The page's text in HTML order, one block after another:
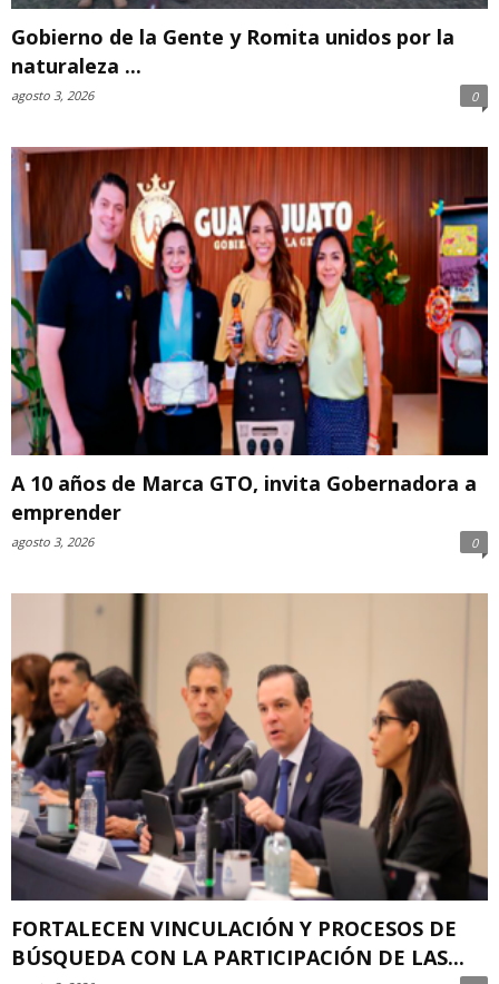
Gobierno de la Gente y Romita unidos por la
naturaleza ...
agosto 3, 2026 0
A 10 años de Marca GTO, invita Gobernadora a
emprender
agosto 3, 2026 0
FORTALECEN VINCULACIÓN Y PROCESOS DE
BÚSQUEDA CON LA PARTICIPACIÓN DE LAS...